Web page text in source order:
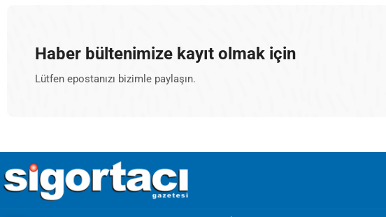
Haber bültenimize kayıt olmak için
Lütfen epostanızı bizimle paylaşın.